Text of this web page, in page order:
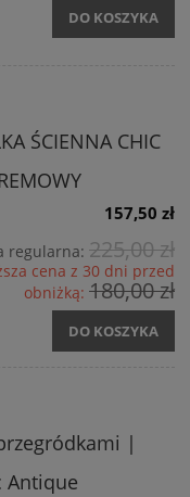
DO KOSZYKA
ŚCIENNA CHIC
157,50 zł
regularna: 225,00 zł
cena z 30 dni przed
obniżką: 180,00 zł
DO KOSZYKA
|
Antique